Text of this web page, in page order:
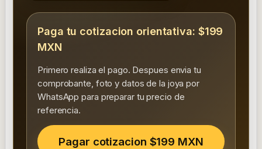
Paga tu cotizacion orientativa: $199
MXN
Primero realiza el pago. Despues envia tu
comprobante, foto y datos de la joya por
WhatsApp para preparar tu precio de
referencia.
Pagar cotizacion $199 MXN